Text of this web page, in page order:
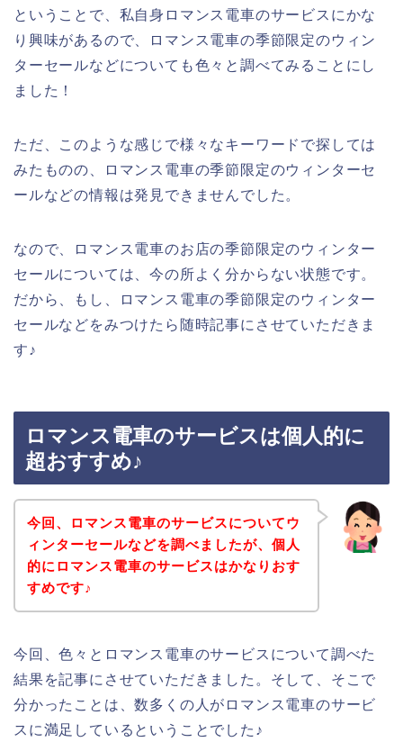
ということで、私自身ロマンス電車のサービスにかな
り興味があるので、ロマンス電車の季節限定のウィン
ターセールなどについても色々と調べてみることにし
ました！
ただ、このような感じで様々なキーワードで探しては
みたものの、ロマンス電車の季節限定のウィンターセ
ールなどの情報は発見できませんでした。
なので、ロマンス電車のお店の季節限定のウィンター
セールについては、今の所よく分からない状態です。
だから、もし、ロマンス電車の季節限定のウィンター
セールなどをみつけたら随時記事にさせていただきま
す♪
ロマンス電車のサービスは個人的に
超おすすめ♪
今回、ロマンス電車のサービスについてウ
ィンターセールなどを調べましたが、個人
的にロマンス電車のサービスはかなりおす
すめです♪
今回、色々とロマンス電車のサービスについて調べた
結果を記事にさせていただきました。そして、そこで
分かったことは、数多くの人がロマンス電車のサービ
スに満足しているということでした♪